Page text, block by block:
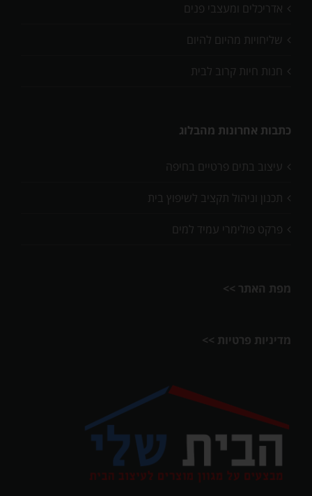
אדריכלים ומעצבי פנים
שליחויות מהיום להיום
חנות חיות קרוב לבית
כתבות אחרונות מהבלוג
עיצוב בתים פרטיים בחיפה
תכנון וניהול תקציב לשיפוץ בית
פרקט פולימרי עמיד למים
מפת האתר >>
מדיניות פרטיות >>